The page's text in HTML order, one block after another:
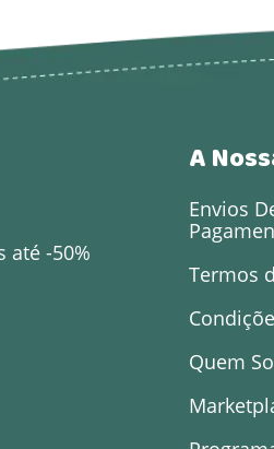
até -50%
A
Envios
Termos
Quem